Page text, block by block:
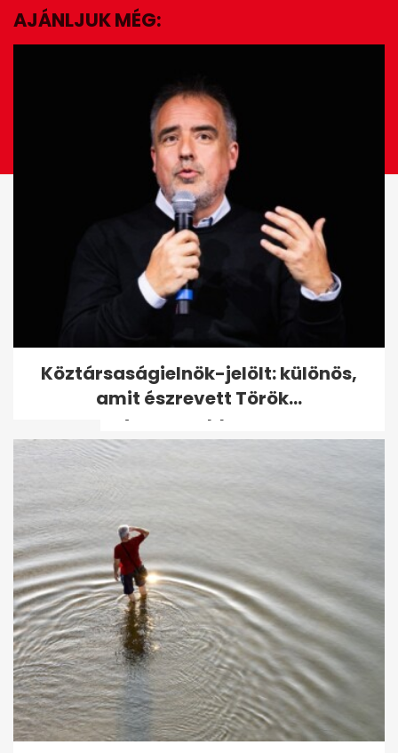
EZ IS ÉRDEKELHET
Sírva mennek haza a
munkából a nők a
Thyssenkruppnál a...
Hetedikes kislányt zaklatott az
iskolaőr
AJÁNLJUK MÉG:
Köztársaságielnök-jelölt: különös,
amit észrevett Török...